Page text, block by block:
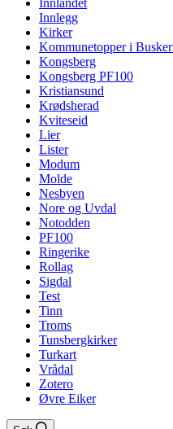
Innlandet
Innlegg
Kirker
Kommunetopper i
Kongsberg
Kongsberg PF100
Kristiansund
Krødsherad
Kviteseid
Lier
Lister
Modum
Molde
Nesbyen
Nore og Uvdal
Notodden
PF100
Ringerike
Rollag
Sigdal
Test
Tinn
Troms
Tunsbergkirker
Turkart
Vrådal
Zotero
Øvre Eiker